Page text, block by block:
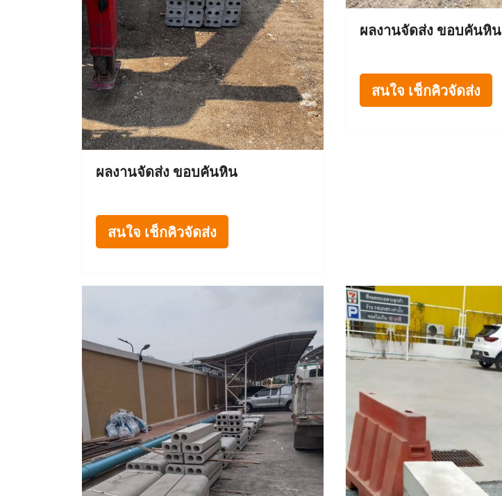
ผลงานจัดส่ง ขอบคันหิน
สนใจ เช็กคิวจัดส่ง
ผลงานจัดส่ง ขอบคันหิน
สนใจ เช็กคิวจัดส่ง